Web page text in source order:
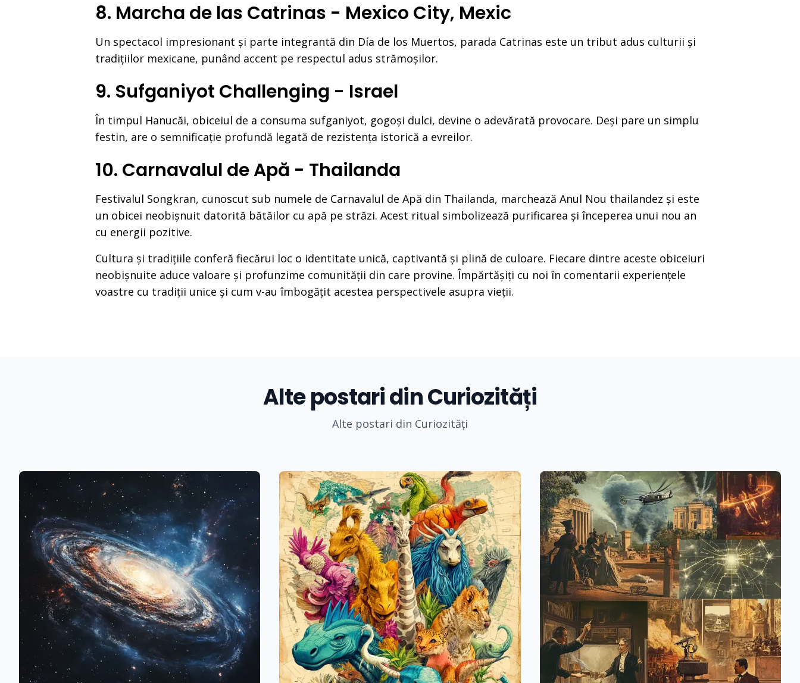
8. Marcha de las Catrinas - Mexico City, Mexic
Un spectacol impresionant și parte integrantă din Día de los Muertos, parada Catrinas este un tribut adus culturii și
tradițiilor mexicane, punând accent pe respectul adus strămoșilor.
9. Sufganiyot Challenging - Israel
În timpul Hanucăi, obiceiul de a consuma sufganiyot, gogoși dulci, devine o adevărată provocare. Deși pare un simplu
festin, are o semnificație profundă legată de rezistența istorică a evreilor.
10. Carnavalul de Apă - Thailanda
Festivalul Songkran, cunoscut sub numele de Carnavalul de Apă din Thailanda, marchează Anul Nou thailandez și este
un obicei neobișnuit datorită bătăilor cu apă pe străzi. Acest ritual simbolizează purificarea și începerea unui nou an
cu energii pozitive.
Cultura și tradițiile conferă fiecărui loc o identitate unică, captivantă și plină de culoare. Fiecare dintre aceste obiceiuri
neobișnuite aduce valoare și profunzime comunității din care provine. Împărtășiți cu noi în comentarii experiențele
voastre cu tradiții unice și cum v-au îmbogățit acestea perspectivele asupra vieții.
Alte postari din Curiozități
Alte postari din Curiozități